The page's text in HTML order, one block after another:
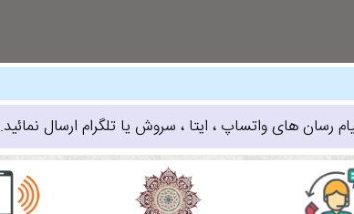
رسان های واتساپ ، ایتا ، سروش یا تلگرام ارسال نمائید.